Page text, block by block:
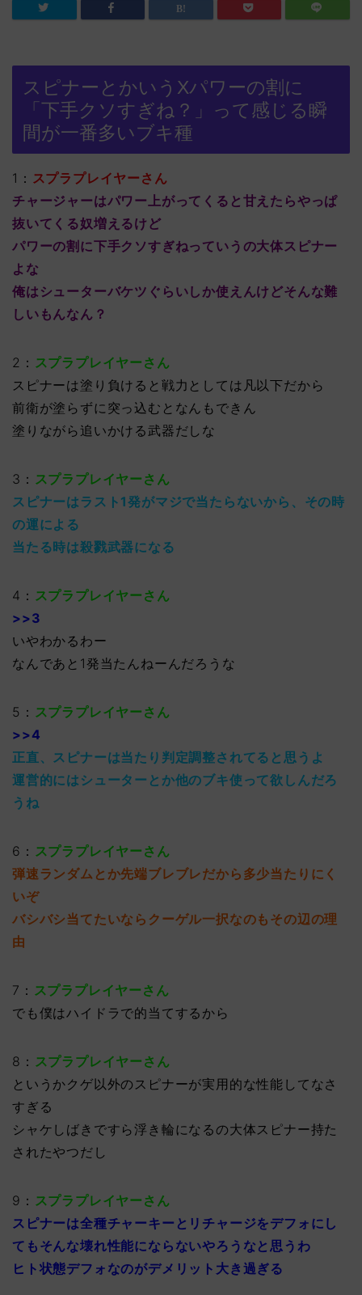
スピナーとかいうXパワーの割に
「下手クソすぎね？」って感じる瞬
間が一番多いブキ種
1： スプラプレイヤーさん
チャージャーはパワー上がってくると甘えたらやっぱ
抜いてくる奴増えるけど
パワーの割に下手クソすぎねっていうの大体スピナー
よな
俺はシューターバケツぐらいしか使えんけどそんな難
しいもんなん？
2： スプラプレイヤーさん
スピナーは塗り負けると戦力としては凡以下だから
前衛が塗らずに突っ込むとなんもできん
塗りながら追いかける武器だしな
3： スプラプレイヤーさん
スピナーはラスト1発がマジで当たらないから、その時
の運による
当たる時は殺戮武器になる
4： スプラプレイヤーさん
>>3
いやわかるわー
なんであと1発当たんねーんだろうな
5： スプラプレイヤーさん
>>4
正直、スピナーは当たり判定調整されてると思うよ
運営的にはシューターとか他のブキ使って欲しんだろ
うね
6： スプラプレイヤーさん
弾速ランダムとか先端ブレブレだから多少当たりにく
いぞ
バシバシ当てたいならクーゲル一択なのもその辺の理
由
7： スプラプレイヤーさん
でも僕はハイドラで的当てするから
8： スプラプレイヤーさん
というかクゲ以外のスピナーが実用的な性能してなさ
すぎる
シャケしばきですら浮き輪になるの大体スピナー持た
されたやつだし
9： スプラプレイヤーさん
スピナーは全種チャーキーとリチャージをデフォにし
てもそんな壊れ性能にならないやろうなと思うわ
ヒト状態デフォなのがデメリット大き過ぎる